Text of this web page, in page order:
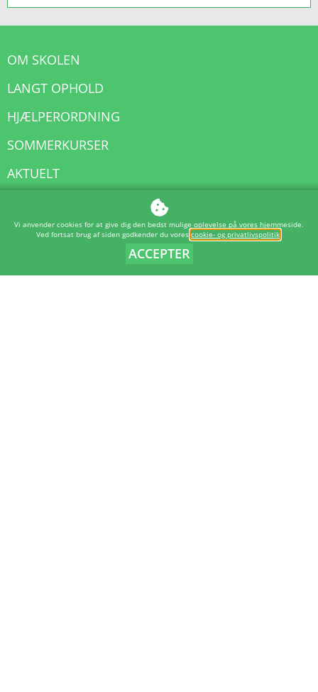
OM SKOLEN
LANGT OPHOLD
HJÆLPERORDNING
SOMMERKURSER
AKTUELT
Vi anvender cookies for at give dig den bedst mulige oplevelse på vores hjemmeside.
Ved fortsat brug af siden godkender du vores cookie- og privatlivspolitik
ACCEPTER